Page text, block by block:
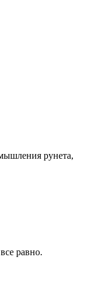
рунета,
равно.